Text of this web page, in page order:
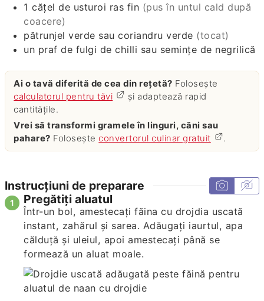
1 cățel de usturoi ras fin (pus în untul cald după
coacere)
pătrunjel verde sau coriandru verde (tocat)
un praf de fulgi de chilli sau semințe de negrilică
Ai o tavă diferită de cea din rețetă? Folosește
calculatorul pentru tăvi
și adaptează rapid
cantitățile.
Vrei să transformi gramele în linguri, căni sau
pahare? Foloseșteconvertorul culinar gratuit .
Instrucțiuni de preparare
Pregătiți aluatul
Într-un bol, amestecați făina cu drojdia uscată
instant, zahărul și sarea. Adăugați iaurtul, apa
călduță și uleiul, apoi amestecați până se
formează un aluat moale.